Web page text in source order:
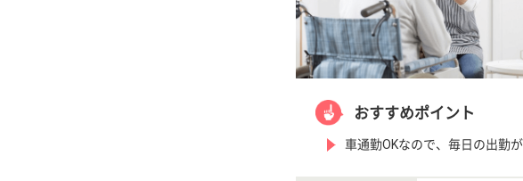
おすすめポイント
車通勤OKなので、毎日の出勤